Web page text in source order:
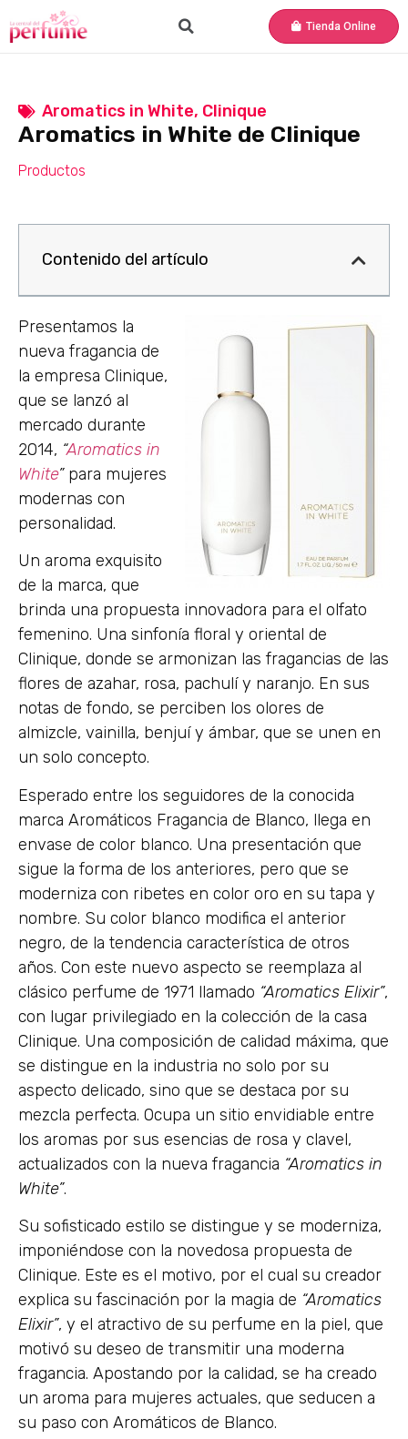
Tienda Online
Aromatics in White, Clinique
Aromatics in White de Clinique
Productos
Contenido del artículo
Presentamos la
nueva fragancia de
la empresa Clinique,
que se lanzó al
mercado durante
2014, “Aromatics in
White”para mujeres
modernas con
personalidad.
Un aroma exquisito
de la marca, que
brinda una propuesta innovadora para el olfato
femenino. Una sinfonía floral y oriental de
Clinique, donde se armonizan las fragancias de las
flores de azahar, rosa, pachulí y naranjo. En sus
notas de fondo, se perciben los olores de
almizcle, vainilla, benjuí y ámbar, que se unen en
un solo concepto.
Esperado entre los seguidores de la conocida
marca Aromáticos Fragancia de Blanco, llega en
envase de color blanco. Una presentación que
sigue la forma de los anteriores, pero que se
moderniza con ribetes en color oro en su tapa y
nombre. Su color blanco modifica el anterior
negro, de la tendencia característica de otros
años. Con este nuevo aspecto se reemplaza al
clásico perfume de 1971 llamado “Aromatics Elixir”,
con lugar privilegiado en la colección de la casa
Clinique. Una composición de calidad máxima, que
se distingue en la industria no solo por su
aspecto delicado, sino que se destaca por su
mezcla perfecta. Ocupa un sitio envidiable entre
los aromas por sus esencias de rosa y clavel,
actualizados con la nueva fragancia “Aromatics in
White”.
Su sofisticado estilo se distingue y se moderniza,
imponiéndose con la novedosa propuesta de
Clinique. Este es el motivo, por el cual su creador
explica su fascinación por la magia de “Aromatics
Elixir”, y el atractivo de su perfume en la piel, que
motivó su deseo de transmitir una moderna
fragancia. Apostando por la calidad, se ha creado
un aroma para mujeres actuales, que seducen a
su paso con Aromáticos de Blanco.